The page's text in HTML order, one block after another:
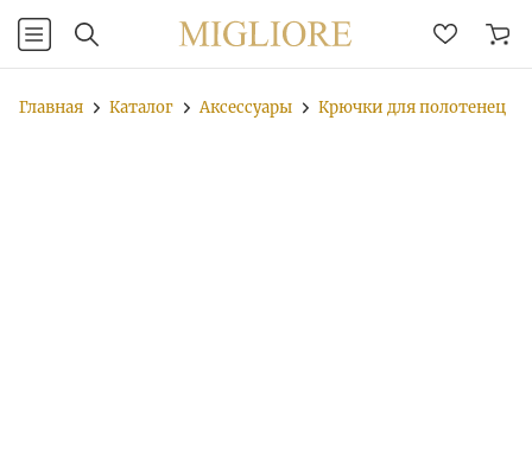
Главная Каталог Аксессуары Крючки для полотенец